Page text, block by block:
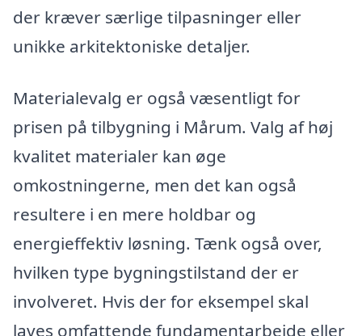
der kræver særlige tilpasninger eller
unikke arkitektoniske detaljer.
Materialevalg er også væsentligt for
prisen på tilbygning i Mårum. Valg af høj
kvalitet materialer kan øge
omkostningerne, men det kan også
resultere i en mere holdbar og
energieffektiv løsning. Tænk også over,
hvilken type bygningstilstand der er
involveret. Hvis der for eksempel skal
laves omfattende fundamentarbejde eller